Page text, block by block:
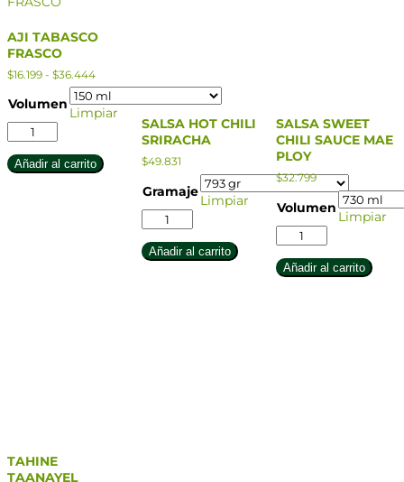
AJI TABASCO
FRASCO
$16.199 - $36.444Rango
de
precios:
desde
$36.444
Volumen
Limpiar
TABASCO
FRASCO
cantidad
Añadir al carrito
SALSA HOT CHILI
SRIRACHA
$49.831
Gramaje
Limpiar
SALSA
HOT
CHILI
SRIRACHA
Añadir al carrito
SALSA SWEET
CHILI SAUCE MAE
PLOY
$32.799
Volumen
Limpiar
SALSA
SWEET
CHILI
SAUCE
Añadir al carrito
TAHINE
TAANAYEL